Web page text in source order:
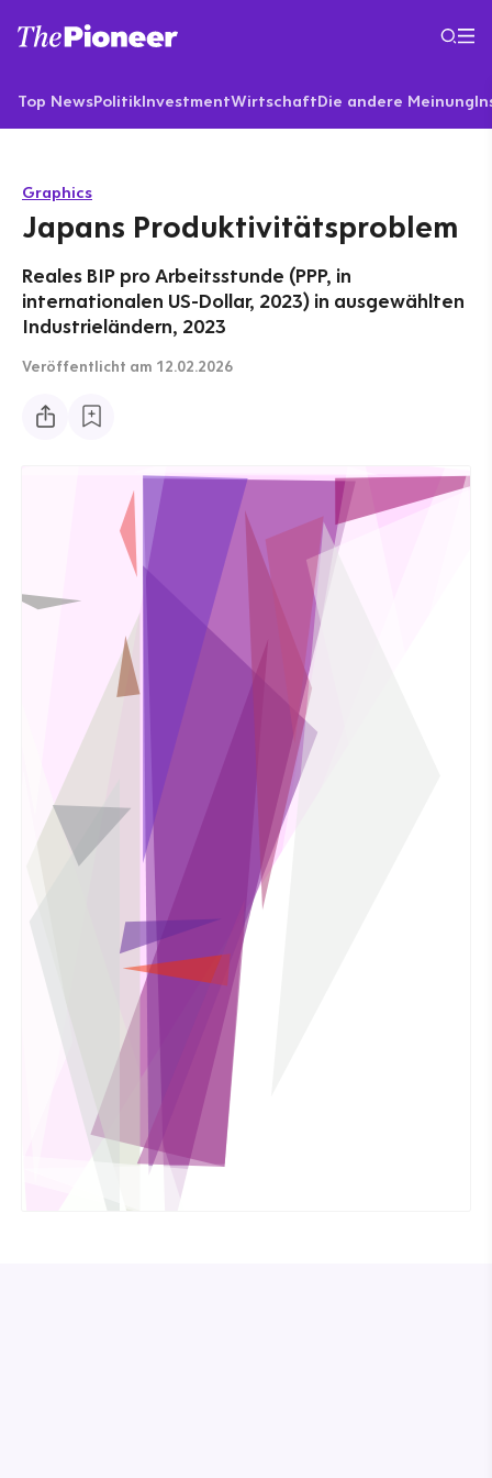
Top NewsPolitikInvestmentWirtschaftDie andere Meinung
Graphics
Japans Produktivitätsproblem
Reales BIP pro Arbeitsstunde (PPP, in
internationalen US-Dollar, 2023) in ausgewählten
Industrieländern, 2023
Veröffentlicht am 12.02.2026